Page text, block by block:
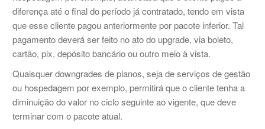
diferença até o final do período já contratado, tendo em vista
que esse cliente pagou anteriormente por pacote inferior. Tal
pagamento deverá ser feito no ato do upgrade, via boleto,
cartão, pix, depósito bancário ou outro meio à vista.
Quaisquer downgrades de planos, seja de serviços de gestão
ou hospedagem por exemplo, permitirá que o cliente tenha a
diminuição do valor no ciclo seguinte ao vigente, que deve
terminar com o pacote atual.